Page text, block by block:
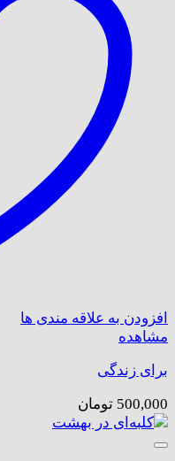
افزودن به علاقه مندی ها
مشاهده
برای زندگی
500,000 تومان